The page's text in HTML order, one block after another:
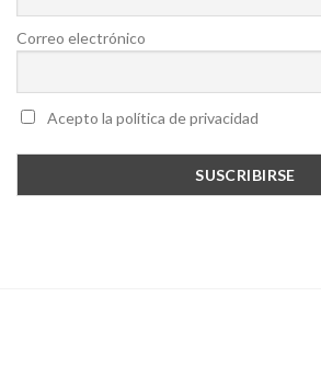
Correo electrónico
Acepto la política de privacidad